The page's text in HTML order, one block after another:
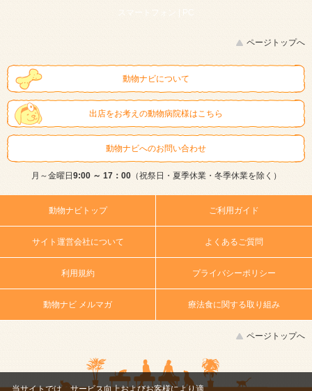
スマートフォン | PC
ページトップへ
動物ナビについて
出店をお考えの動物病院様はこちら
動物ナビへのお問い合わせ
月～金曜日9:00 ～ 17：00（祝祭日・夏季休業・冬季休業を除く）
動物ナビトップ ご利用ガイド
サイト運営会社について よくあるご質問
利用規約 プライバシーポリシー
動物ナビ メルマガ 療法食に関する取り組み
ページトップへ